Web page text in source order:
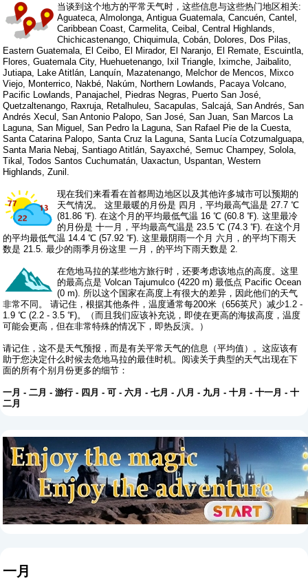
当谈到这个地方的平常天气时，这些信息与这些热门地区相关:
Aguateca, Almolonga, Antigua Guatemala, Cancuén, Cantel,
Caribbean Coast, Carmelita, Ceibal, Central Highlands,
Chichicastenango, Chiquimula, Cobán, Dolores, Dos Pilas,
Eastern Guatemala, El Ceibo, El Mirador, El Naranjo, El Remate, Escuintla,
Flores, Guatemala City, Huehuetenango, Ixil Triangle, Iximche, Jaibalito,
Jutiapa, Lake Atitlán, Lanquín, Mazatenango, Melchor de Mencos, Mixco
Viejo, Monterrico, Nakbé, Nakúm, Northern Lowlands, Pacaya Volcano,
Pacific Lowlands, Panajachel, Piedras Negras, Puerto San José,
Quetzaltenango, Raxruja, Retalhuleu, Sacapulas, Salcajá, San Andrés, San
Andrés Xecul, San Antonio Palopo, San José, San Juan, San Marcos La
Laguna, San Miguel, San Pedro la Laguna, San Rafael Pie de la Cuesta,
Santa Catarina Palopo, Santa Cruz la Laguna, Santa Lucía Cotzumalguapa,
Santa Maria Nebaj, Santiago Atitlán, Sayaxché, Semuc Champey, Solola,
Tikal, Todos Santos Cuchumatán, Uaxactun, Uspantan, Western
Highlands, Zunil.
现在我们来看看在首都周边地区以及其他许多城市可以预期的
天气情况。 这里最暖的月份是 四月，平均最高气温是 27.7 ℃
(81.86 ℉). 在这个月的平均最低气温 16 ℃ (60.8 ℉). 这里最冷
的月份是 十一月，平均最高气温是 23.5 ℃ (74.3 ℉). 在这个月
的平均最低气温 14.4 ℃ (57.92 ℉). 这里最阴雨一个月 六月，的平均下雨天
数是 21.5. 最少的雨季月份这里 一月，的平均下雨天数是 2.
在危地马拉的某些地方旅行时，还要考虑该地点的高度。这里
的最高点是 Volcan Tajumulco (4220 m) 最低点 Pacific Ocean
(0 m). 所以这个国家在高度上有很大的差异，因此他们的天气
非常不同。 请记住，根据其他条件，温度通常每200米（656英尺）减少1.2 -
1.9 ℃ (2.2 - 3.5 ℉)。（而且我们应该补充说，即使在更高的海拔高度，温度
可能会更高，但在非常特殊的情况下，即热反演。）
请记住，这不是天气预报，而是有关平常天气的信息（平均值）。这应该有
助于您决定什么时候去危地马拉的最佳时机。阅读关于典型的天气出现在下
面的所有个别月份更多的细节：
一月 -二月 -游行- 四月 -可 -六月 -七月 - 八月 - 九月 -十月 -十一月 -十
二月
一月